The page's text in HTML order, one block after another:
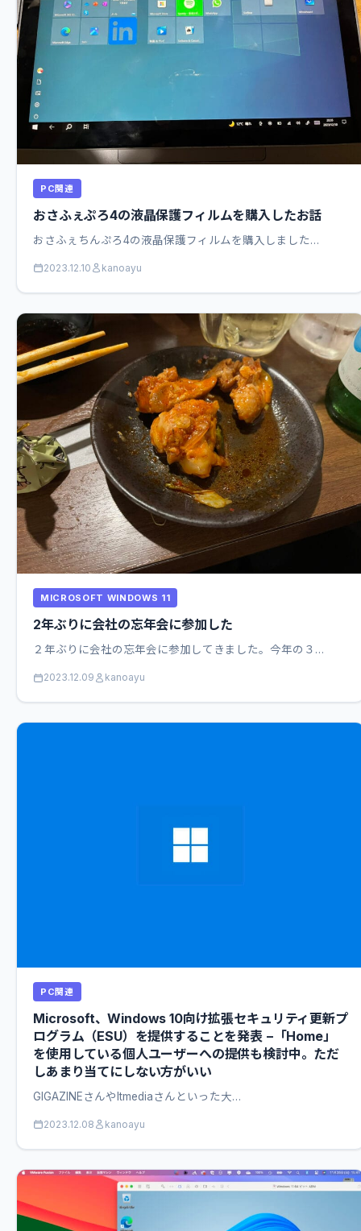
PC関連
おさふぇぷろ4の液晶保護フィルムを購入したお話
おさふぇちんぷろ4の液晶保護フィルムを購入しました…
2023.12.10 kanoayu
MICROSOFT WINDOWS 11
2年ぶりに会社の忘年会に参加した
２年ぶりに会社の忘年会に参加してきました。今年の３…
2023.12.09 kanoayu
PC関連
Microsoft、Windows 10向け拡張セキュリティ更新プ
ログラム（ESU）を提供することを発表 −「Home」
を使用している個人ユーザーへの提供も検討中。ただ
しあまり当てにしない方がいい
GIGAZINEさんやItmediaさんといった大…
2023.12.08 kanoayu